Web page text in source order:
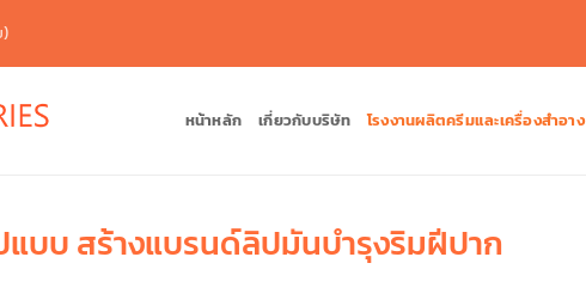
หน้าหลัก เกี่ยวกับบริษัท โรงงานผลิตครีมและเครื่องสำอาง
บบ สร้างแบรนด์ลิปมันบำรุงริมฝีปาก